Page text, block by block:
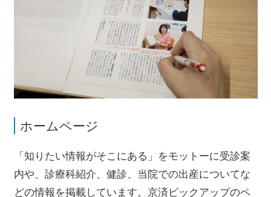
ホームページ
「知りたい情報がそこにある」をモットーに受診案
内や、診療科紹介、健診、当院での出産についてな
どの情報を掲載しています。京済ピックアップのペ